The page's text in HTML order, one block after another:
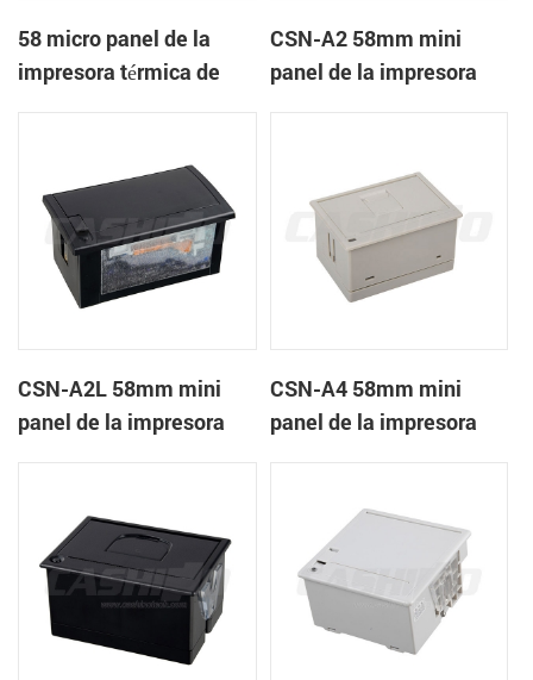
58 micro panel de la
impresora térmica de
CSN-A2 58mm mini
panel de la impresora
CSN-A2L 58mm mini
panel de la impresora
CSN-A4 58mm mini
panel de la impresora